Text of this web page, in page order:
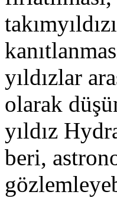
yıldızlar
olarak
yıldız
beri,